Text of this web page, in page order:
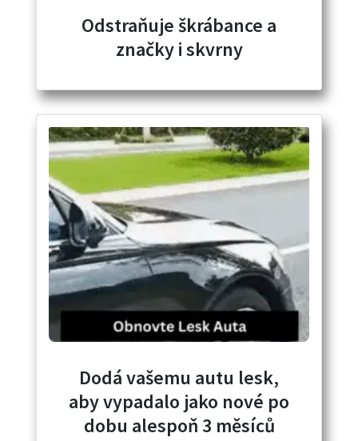
Odstraňuje škrábance a
značky i skvrny
Dodá vašemu autu lesk,
aby vypadalo jako nové po
dobu alespoň 3 měsíců